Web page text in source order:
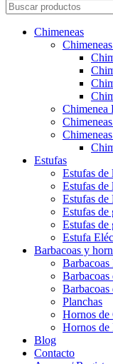
Chimeneas
Chimenea
Estufas
Estufas de
Estufas
Estufas de
Estufas de
Estufas de
Estufa
Barbacoas y
Planchas
Hornos de
Hornos de
Blog
Contacto